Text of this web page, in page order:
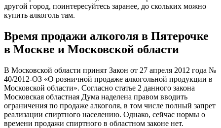
другой город, поинтересуйтесь заранее, до скольких можно
купить алкоголь там.
Время продажи алкоголя в Пятерочке
в Москве и Московской области
В Московской области принят Закон от 27 апреля 2012 года №
40/2012-ОЗ «О розничной продаже алкогольной продукции в
Московской области». Согласно статье 2 данного закона
Московская областная Дума наделена правом вводить
ограничения по продаже алкоголя, в том числе полный запрет
реализации спиртного населению. Однако, сейчас нормы о
времени продажи спиртного в областном законе нет.